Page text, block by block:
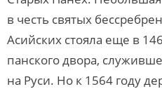
в честь святых
Асийских стояла еще в
панского двора,
на Руси. Но к 1564 году